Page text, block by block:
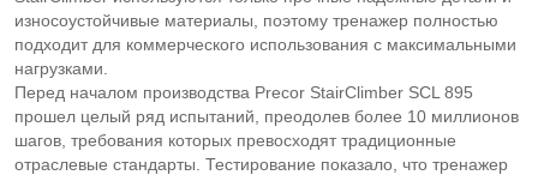
износоустойчивые материалы, поэтому тренажер полностью
подходит для коммерческого использования с максимальными
нагрузками.
Перед началом производства Precor StairClimber SCL 895
прошел целый ряд испытаний, преодолев более 10 миллионов
шагов, требования которых превосходят традиционные
отраслевые стандарты. Тестирование показало, что тренажер